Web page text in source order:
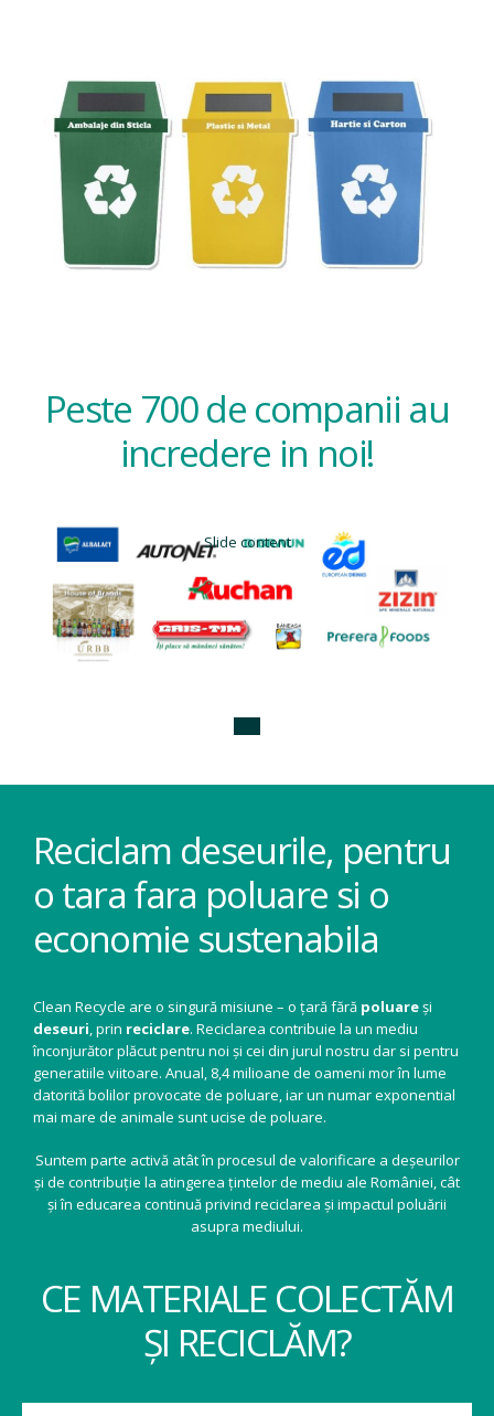
Peste 700 de companii au
incredere in noi!
Slide content
Reciclam deseurile, pentru
o tara fara poluare si o
economie sustenabila
Clean Recycle are o singură misiune – o țară fără poluareși
deseuri, prin reciclare. Reciclarea contribuie la un mediu
înconjurător plăcut pentru noi și cei din jurul nostru dar si pentru
generatiile viitoare. Anual, 8,4 milioane de oameni mor în lume
datorită bolilor provocate de poluare, iar un numar exponential
mai mare de animale sunt ucise de poluare.
Suntem parte activă atât în procesul de valorificare a deșeurilor
și de contribuție la atingerea țintelor de mediu ale României, cât
și în educarea continuă privind reciclarea și impactul poluării
asupra mediului.
CE MATERIALE COLECTĂM
ȘI RECICLĂM?